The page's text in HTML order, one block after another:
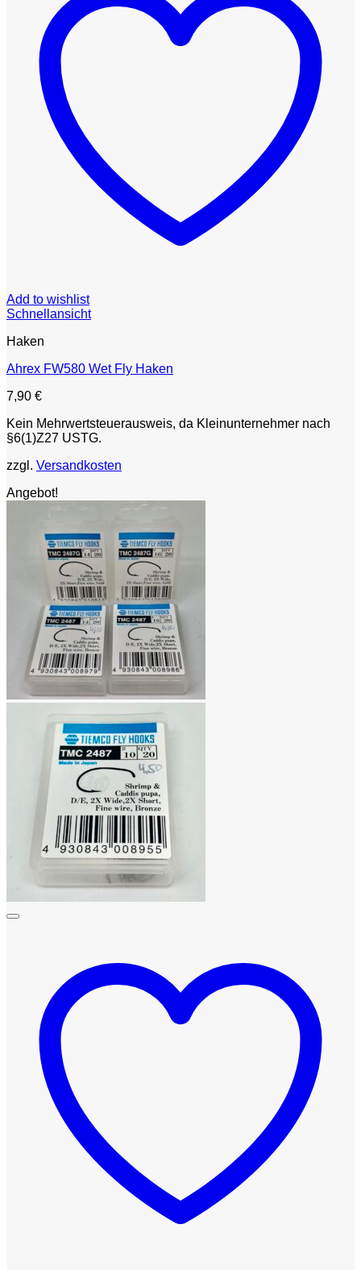
Add to wishlist
Schnellansicht
Haken
Ahrex FW580 Wet Fly Haken
7,90 €
Kein Mehrwertsteuerausweis, da Kleinunternehmer nach
§6(1)Z27 USTG.
zzgl. Versandkosten
Angebot!